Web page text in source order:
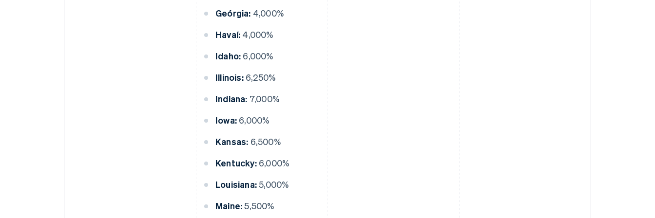
Geórgia: 4,000%
Havaí: 4,000%
Idaho: 6,000%
Illinois:6,250%
Indiana: 7,000%
Iowa: 6,000%
Kansas: 6,500%
Kentucky:6,000%
Louisiana:5,000%
Maine:5,500%